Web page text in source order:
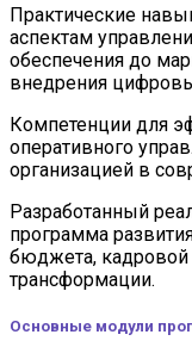
Практические
аспектам
обеспечения до
внедрения
Компетенции для
оперативного
организацией в
Разработанный
программа
бюджета, кадровой
трансформации.
Основные модули